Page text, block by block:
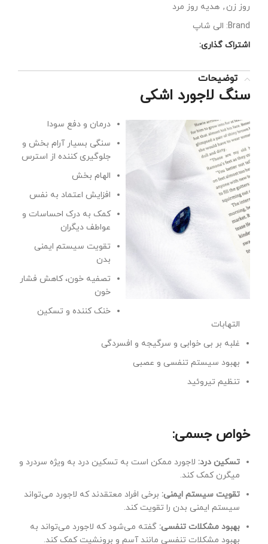
روز زن , هدیه روز مرد
Brand: الی شاپ
اشتراک گذاری:
توضیحات
سنگ لاجورد اشکی
درمان و دفع سودا
سنگی بسیار آرام بخش و
جلوگیری کننده از استرس
الهام بخش
افزایش اعتماد به نفس
کمک به درک احساسات و
عواطف دیگران
تقویت سیستم ایمنی
بدن
تصفیه خون، کاهش فشار
خون
خنک کننده و تسکین
التهابات
غلبه بر بی خوابی و سرگیجه و افسردگی
بهبود سیستم تنفسی و عصبی
تنظیم تیروئید
خواص جسمی:
تسکین درد: لاجورد ممکن است به تسکین درد به ویژه سردرد و
میگرن کمک کند.
تقویت سیستم ایمنی: برخی افراد معتقدند که لاجورد می‌تواند
سیستم ایمنی بدن را تقویت کند.
بهبود مشکلات تنفسی: گفته می‌شود که لاجورد می‌تواند به
بهبود مشکلات تنفسی مانند آسم و برونشیت کمک کند.